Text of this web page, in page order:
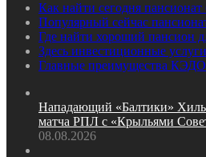
Как найти сегодня пансионат
Популярный сейчас
Где найти хороший пансион
Здесь инвестиционные
Главные преимущества
Нападающий «Балтики»
матча РПЛ с «Крыльями
08.08.2026